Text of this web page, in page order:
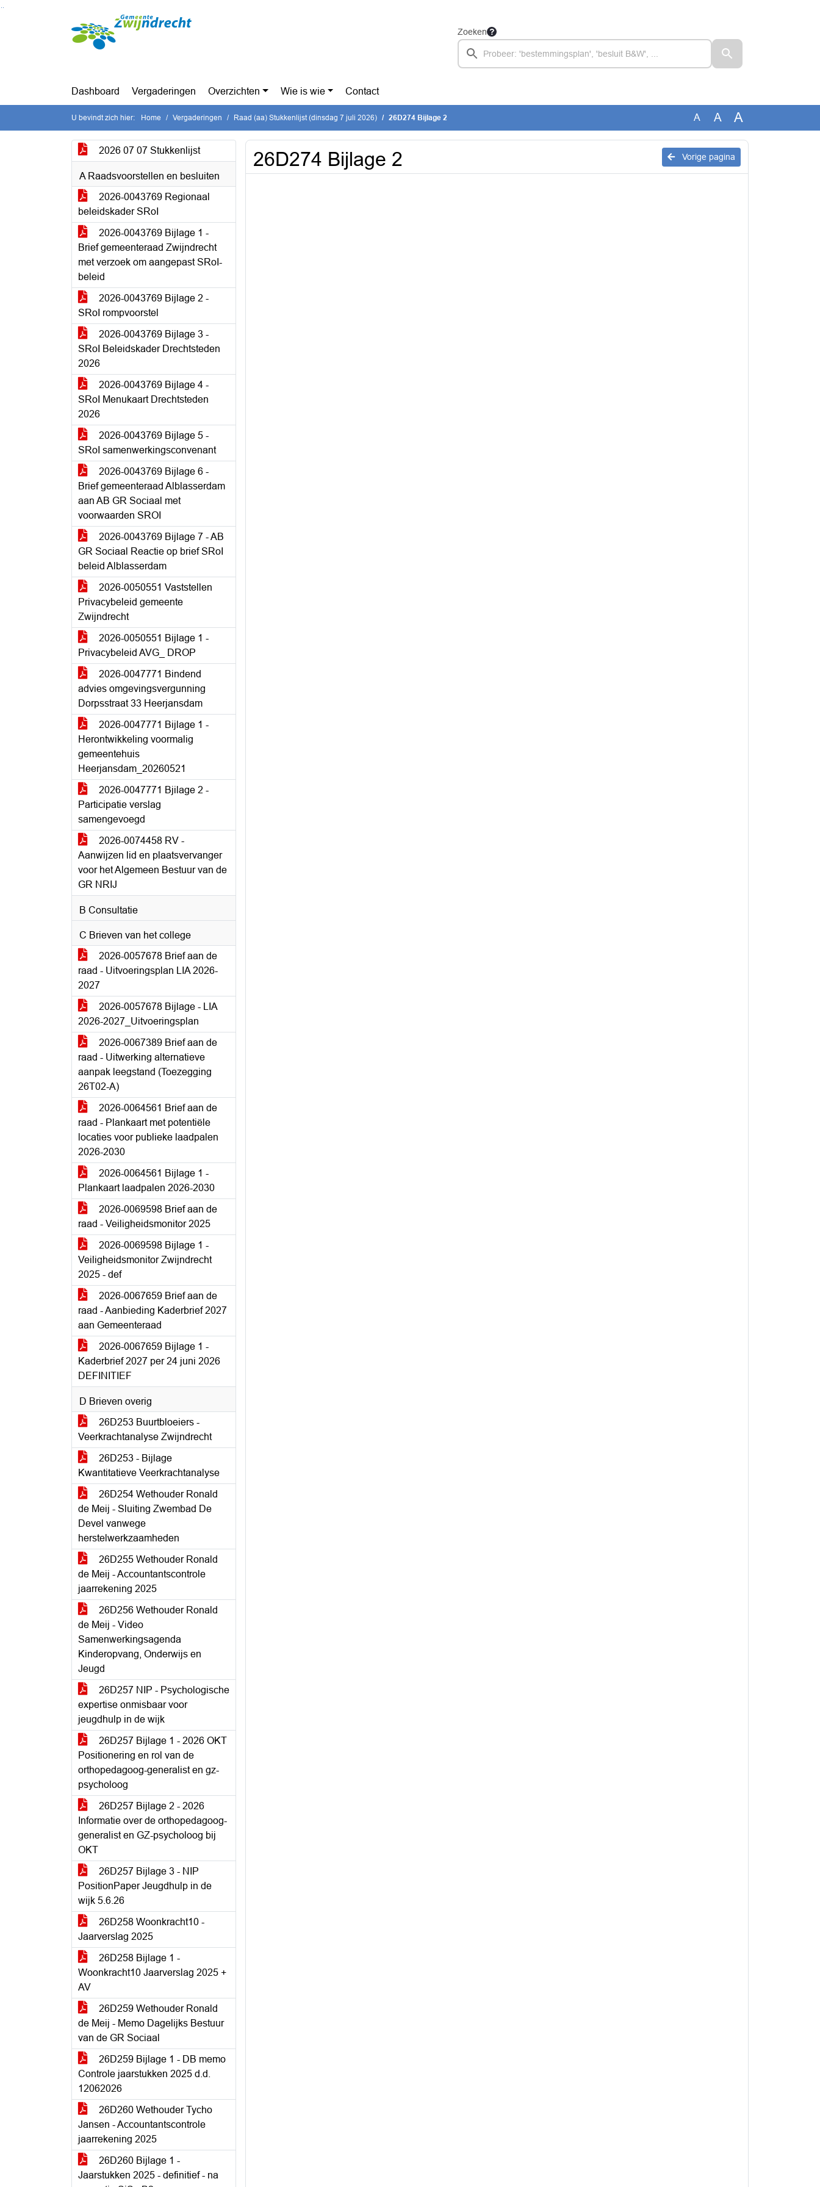
Ga naar de inhoud van deze pagina
Zoeken
Dashboard Vergaderingen Overzichten Wie is wie Contact
U bevindt zich hier: Home Vergaderingen Raad (aa) Stukkenlijst (dinsdag 7 juli 2026) 26D274 Bijlage 2 A A A
2026 07 07 Stukkenlijst
A Raadsvoorstellen en besluiten
2026-0043769 Regionaal
beleidskader SRoI
2026-0043769 Bijlage 1 -
Brief gemeenteraad Zwijndrecht
met verzoek om aangepast SRoI-
beleid
2026-0043769 Bijlage 2 -
SRoI rompvoorstel
2026-0043769 Bijlage 3 -
SRoI Beleidskader Drechtsteden
2026
2026-0043769 Bijlage 4 -
SRoI Menukaart Drechtsteden
2026
2026-0043769 Bijlage 5 -
SRoI samenwerkingsconvenant
2026-0043769 Bijlage 6 -
Brief gemeenteraad Alblasserdam
aan AB GR Sociaal met
voorwaarden SROI
2026-0043769 Bijlage 7 - AB
GR Sociaal Reactie op brief SRoI
beleid Alblasserdam
2026-0050551 Vaststellen
Privacybeleid gemeente
Zwijndrecht
2026-0050551 Bijlage 1 -
Privacybeleid AVG_ DROP
2026-0047771 Bindend
advies omgevingsvergunning
Dorpsstraat 33 Heerjansdam
2026-0047771 Bijlage 1 -
Herontwikkeling voormalig
gemeentehuis
Heerjansdam_20260521
2026-0047771 Bjilage 2 -
Participatie verslag
samengevoegd
2026-0074458 RV -
Aanwijzen lid en plaatsvervanger
voor het Algemeen Bestuur van de
GR NRIJ
B Consultatie
C Brieven van het college
2026-0057678 Brief aan de
raad - Uitvoeringsplan LIA 2026-
2027
2026-0057678 Bijlage - LIA
2026-2027_Uitvoeringsplan
2026-0067389 Brief aan de
raad - Uitwerking alternatieve
aanpak leegstand (Toezegging
26T02-A)
2026-0064561 Brief aan de
raad - Plankaart met potentiële
locaties voor publieke laadpalen
2026-2030
2026-0064561 Bijlage 1 -
Plankaart laadpalen 2026-2030
2026-0069598 Brief aan de
raad - Veiligheidsmonitor 2025
2026-0069598 Bijlage 1 -
Veiligheidsmonitor Zwijndrecht
2025 - def
2026-0067659 Brief aan de
raad - Aanbieding Kaderbrief 2027
aan Gemeenteraad
2026-0067659 Bijlage 1 -
Kaderbrief 2027 per 24 juni 2026
DEFINITIEF
D Brieven overig
26D253 Buurtbloeiers -
Veerkrachtanalyse Zwijndrecht
26D253 - Bijlage
Kwantitatieve Veerkrachtanalyse
26D254 Wethouder Ronald
de Meij - Sluiting Zwembad De
Devel vanwege
herstelwerkzaamheden
26D255 Wethouder Ronald
de Meij - Accountantscontrole
jaarrekening 2025
26D256 Wethouder Ronald
de Meij - Video
Samenwerkingsagenda
Kinderopvang, Onderwijs en
Jeugd
26D257 NIP - Psychologische
expertise onmisbaar voor
jeugdhulp in de wijk
26D257 Bijlage 1 - 2026 OKT
Positionering en rol van de
orthopedagoog-generalist en gz-
psycholoog
26D257 Bijlage 2 - 2026
Informatie over de orthopedagoog-
generalist en GZ-psycholoog bij
OKT
26D257 Bijlage 3 - NIP
PositionPaper Jeugdhulp in de
wijk 5.6.26
26D258 Woonkracht10 -
Jaarverslag 2025
26D258 Bijlage 1 -
Woonkracht10 Jaarverslag 2025 +
AV
26D259 Wethouder Ronald
de Meij - Memo Dagelijks Bestuur
van de GR Sociaal
26D259 Bijlage 1 - DB memo
Controle jaarstukken 2025 d.d.
12062026
26D260 Wethouder Tycho
Jansen - Accountantscontrole
jaarrekening 2025
26D260 Bijlage 1 -
Jaarstukken 2025 - definitief - na
Vorige pagina
26D274 Bijlage 2